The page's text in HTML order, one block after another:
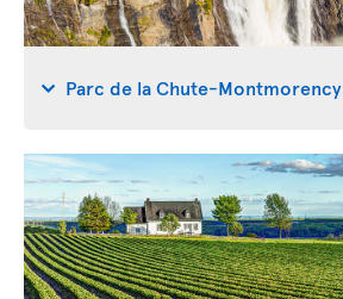
Parc de la Chute-Montmorency